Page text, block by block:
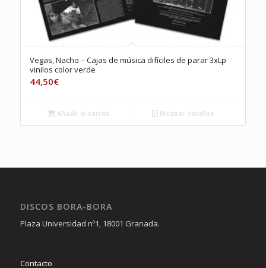
Vegas, Nacho – Cajas de música difíciles de parar 3xLp
vinilos color verde
44,50€
Añadir al carrito Mostrar detalles
DISCOS BORA-BORA
Plaza Universidad nº1, 18001 Granada.
Contacto